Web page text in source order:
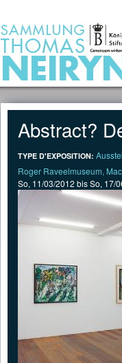
Abstract?
TYPE D'EXPOSITION:
Roger Raveelmuseum,
So, 11/03/2012 bisSo, 17/